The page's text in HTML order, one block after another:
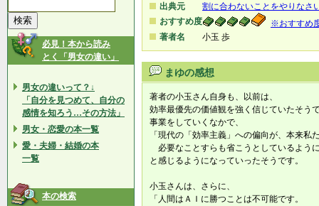
必見！本から読み
とく「男女の違い」
男女の違いって？↓
「自分を見つめて、自分の
感情を知ろう…その方法」
男女・恋愛の本一覧
愛・夫婦・結婚の本
一覧
本の検索
出典元
割に合わないことをやりなさ
おすすめ度
※おすすめ
著者名
小玉 歩
まゆの感想
著者の小玉さん自身も、以前は、
効率最優先の価値観を強く信じていたそう
事業をしていくなかで、
「現代の「効率主義」への偏向が、本来私
必要なことすらも省こうとしているよう
と感じるようになっていったそうです。
小玉さんは、さらに、
「人間はＡＩに勝つことは不可能です。